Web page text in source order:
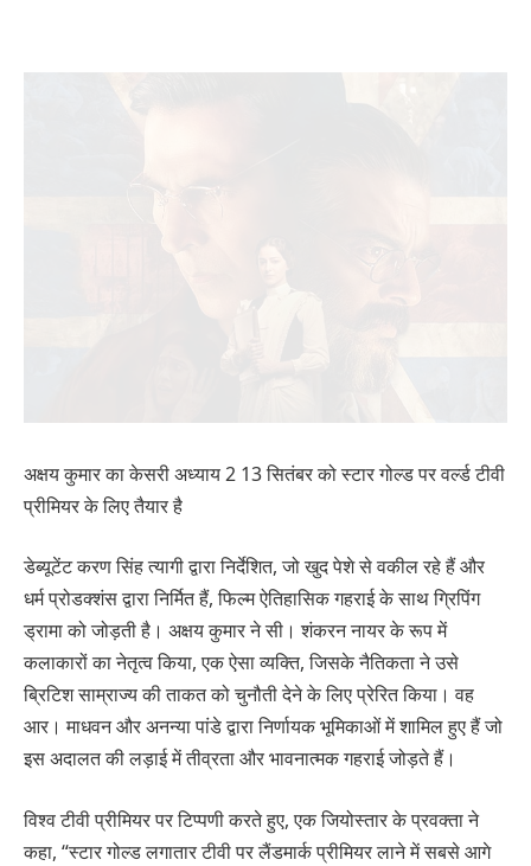
अक्षय कुमार का केसरी अध्याय 2 13 सितंबर को स्टार गोल्ड पर वर्ल्ड टीवी
प्रीमियर के लिए तैयार है
डेब्यूटेंट करण सिंह त्यागी द्वारा निर्देशित, जो खुद पेशे से वकील रहे हैं और
धर्म प्रोडक्शंस द्वारा निर्मित हैं, फिल्म ऐतिहासिक गहराई के साथ ग्रिपिंग
ड्रामा को जोड़ती है। अक्षय कुमार ने सी। शंकरन नायर के रूप में
कलाकारों का नेतृत्व किया, एक ऐसा व्यक्ति, जिसके नैतिकता ने उसे
ब्रिटिश साम्राज्य की ताकत को चुनौती देने के लिए प्रेरित किया। वह
आर। माधवन और अनन्या पांडे द्वारा निर्णायक भूमिकाओं में शामिल हुए हैं जो
इस अदालत की लड़ाई में तीव्रता और भावनात्मक गहराई जोड़ते हैं।
विश्व टीवी प्रीमियर पर टिप्पणी करते हुए, एक जियोस्तार के प्रवक्ता ने
कहा, “स्टार गोल्ड लगातार टीवी पर लैंडमार्क प्रीमियर लाने में सबसे आगे